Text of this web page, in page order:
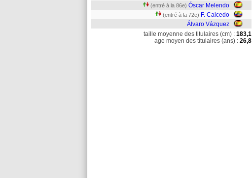
(entré à la 86e) Óscar Melendo
(entré à la 72e) F. Caicedo
Álvaro Vázquez
taille moyenne des titulaires (cm) : 183,1
age moyen des titulaires (ans) : 26,8